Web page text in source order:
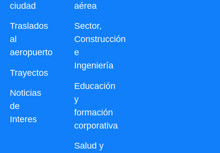
ciudad
Traslados
al
aeropuerto
Trayectos
Noticias
de
Interes
aérea
Sector,
Construcción
e
Ingeniería
Educación
y
formación
corporativa
Salud y